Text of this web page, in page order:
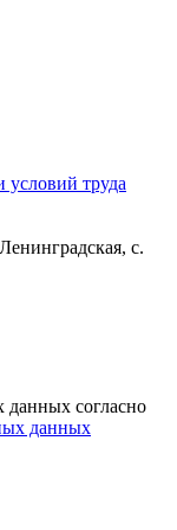
условий труда
с.
данных согласно
данных